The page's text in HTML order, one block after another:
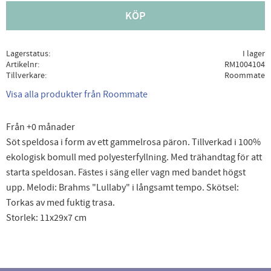
KÖP
Lagerstatus
I lager
Artikelnr
RM1004104
Tillverkare
Roommate
Visa alla produkter från Roommate
Från +0 månader
Söt speldosa i form av ett gammelrosa päron. Tillverkad i 100%
ekologisk bomull med polyesterfyllning. Med trähandtag för att
starta speldosan. Fästes i säng eller vagn med bandet högst
upp. Melodi: Brahms "Lullaby" i långsamt tempo. Skötsel:
Torkas av med fuktig trasa.
Storlek: 11x29x7 cm